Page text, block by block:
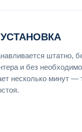
штатно,
и без
несколько минут —